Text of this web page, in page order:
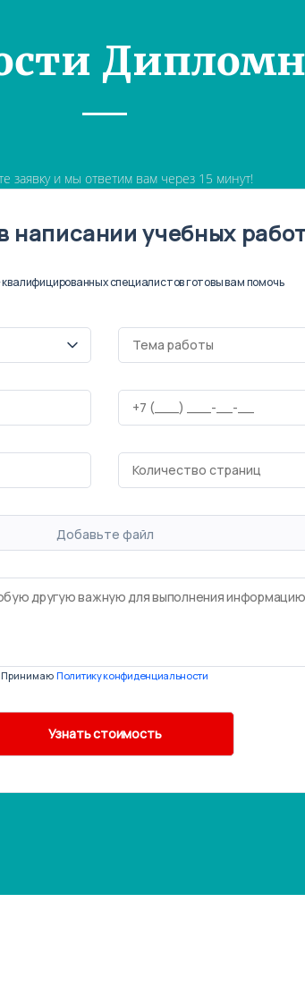
заявку и мы ответим вам через 15 минут!
написании учебных
квалифицированных специалистов готовы вам помочь
Добавьте файл
Принимаю Политику конфиденциальности